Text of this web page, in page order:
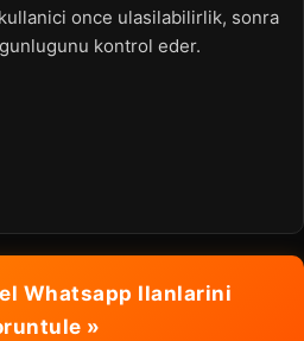
once ulasilabilirlik, sonra
kontrol eder.
Whatsapp Ilanlarini
»